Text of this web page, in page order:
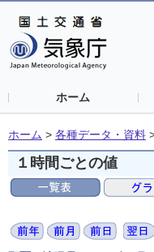
ホーム
ホーム > 各種データ・資料
１時間ごとの値